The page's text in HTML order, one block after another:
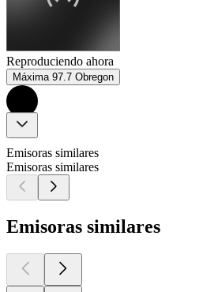
Reproduciendo ahora
Máxima 97.7 Obregon
Emisoras similares
Emisoras similares
Emisoras similares